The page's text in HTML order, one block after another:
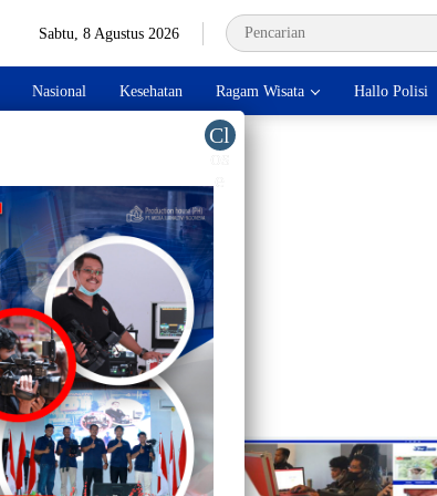
Sabtu, 8 Agustus 2026
Nasional Kesehatan Ragam Wisata Hallo Polisi